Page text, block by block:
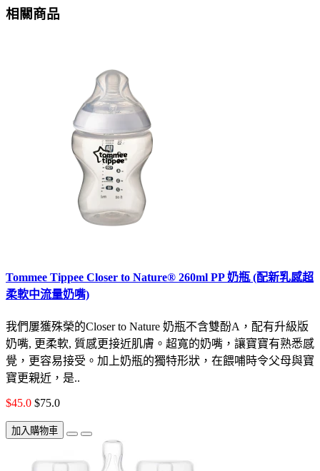
相關商品
Tommee Tippee Closer to Nature® 260ml PP 奶瓶 (配新乳感超
柔軟中流量奶嘴)
我們屢獲殊榮的Closer to Nature 奶瓶不含雙酚A，配有升級版
奶嘴, 更柔軟, 質感更接近肌膚。超寬的奶嘴，讓寶寶有熟悉感
覺，更容易接受。加上奶瓶的獨特形狀，在餵哺時令父母與寶
寶更親近，是..
$45.0 $75.0
加入購物車